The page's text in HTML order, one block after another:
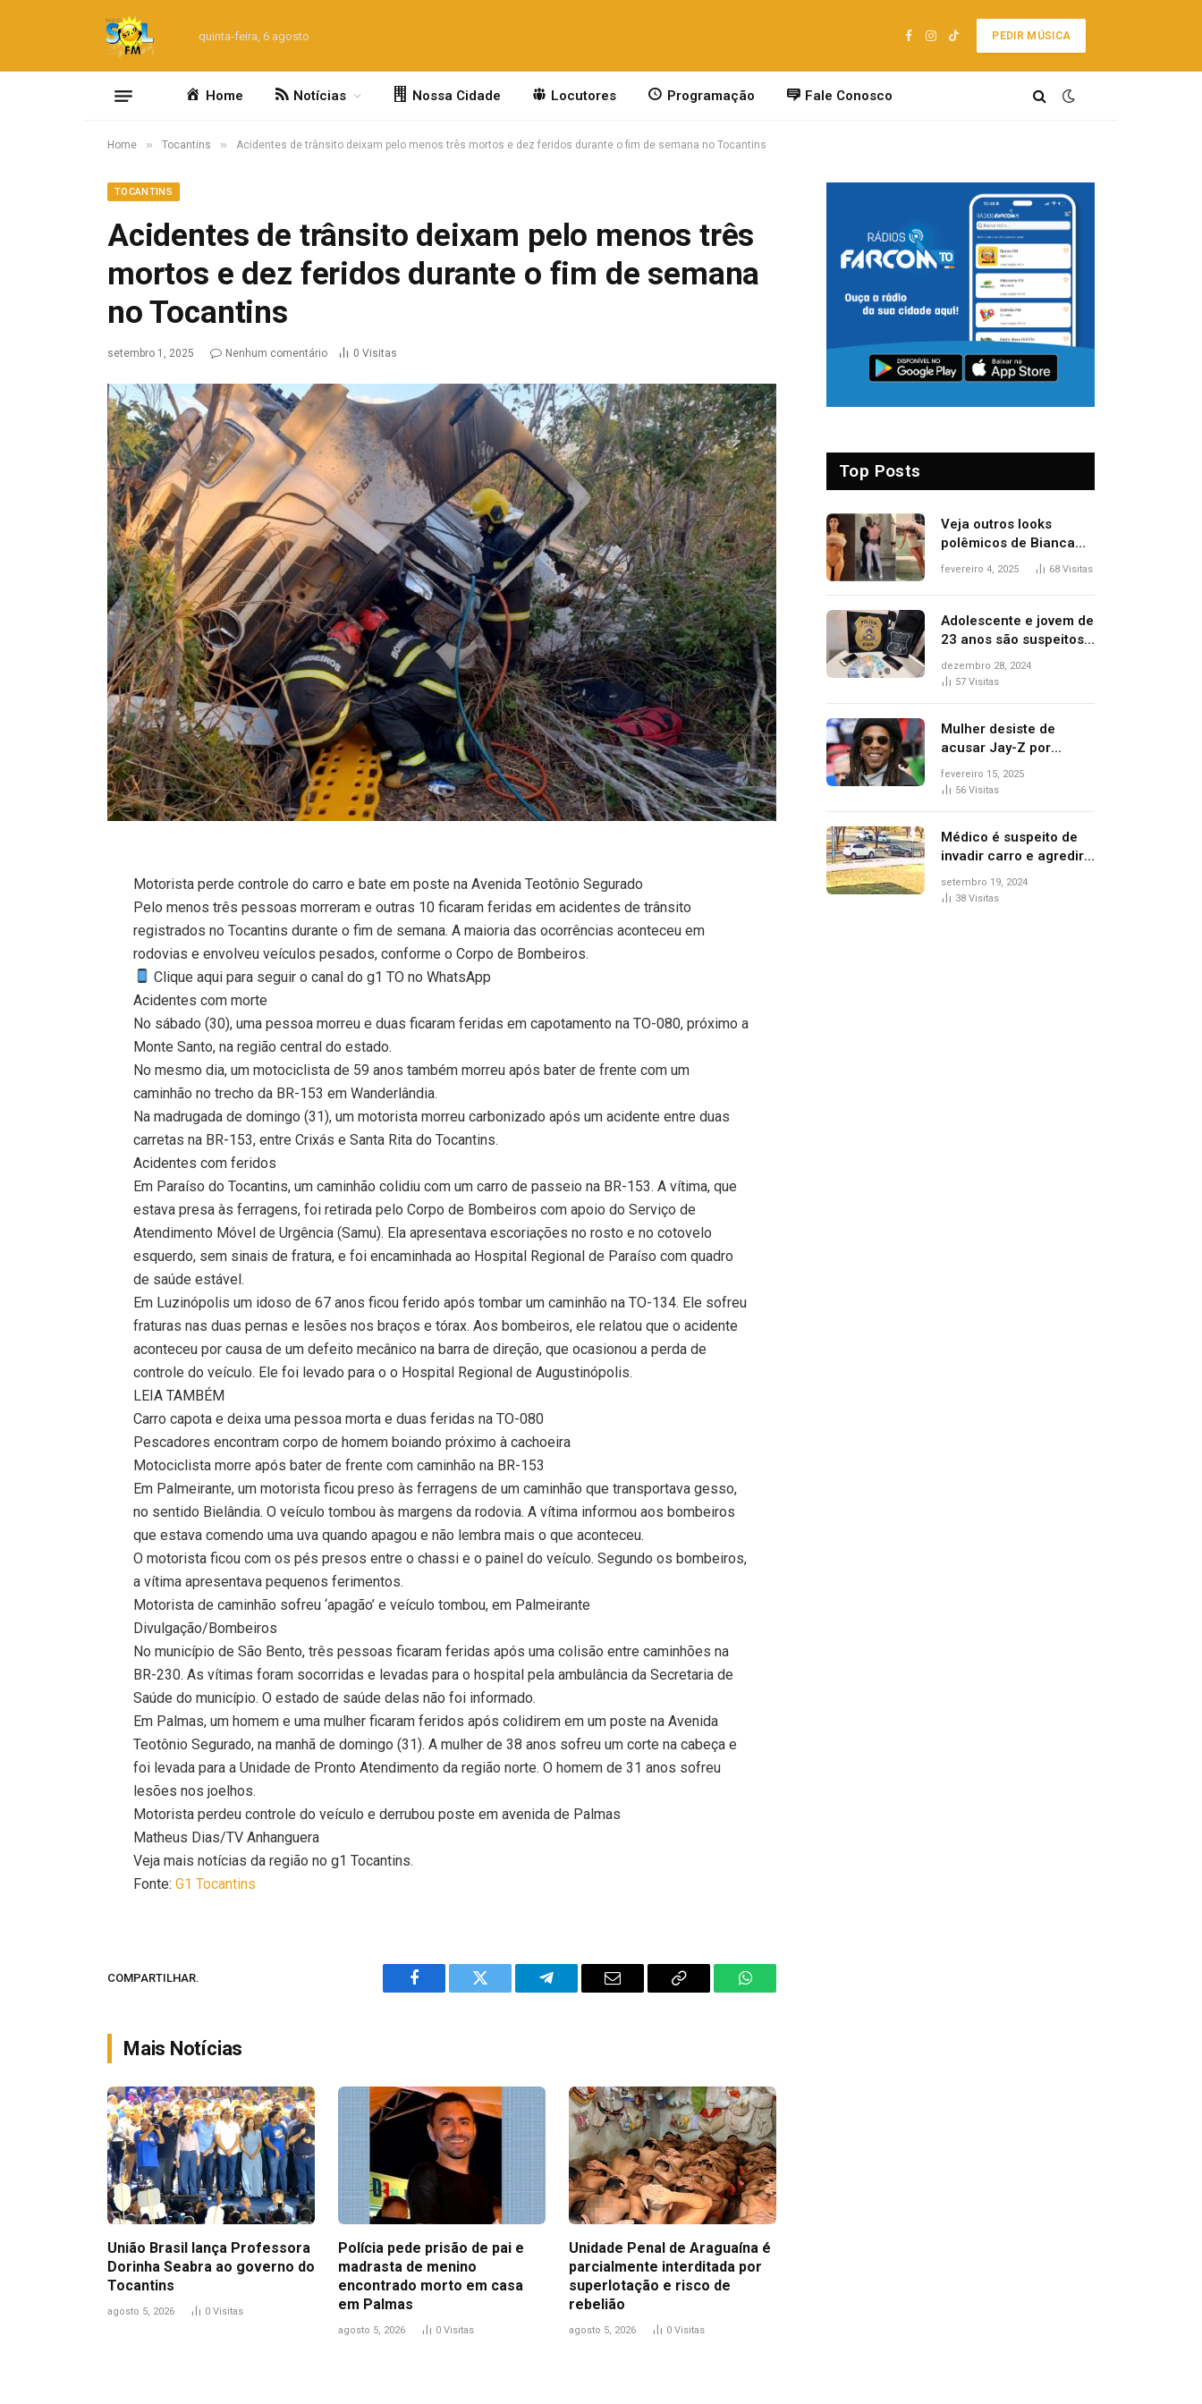
quinta-feira, 6 agosto
Facebook
Instagram
TikTok
PEDIR MÚSICA
Home Notícias Nossa Cidade Locutores Programação Fale Conosco
Home » Tocantins » Acidentes de trânsito deixam pelo menos três mortos e dez feridos durante o fim de semana no Tocantins
TOCANTINS
Acidentes de trânsito deixam pelo menos três
mortos e dez feridos durante o fim de semana
no Tocantins
setembro 1, 2025 Nenhum comentário 0 Visitas
Motorista perde controle do carro e bate em poste na Avenida Teotônio Segurado
Pelo menos três pessoas morreram e outras 10 ficaram feridas em acidentes de trânsito
registrados no Tocantins durante o fim de semana. A maioria das ocorrências aconteceu em
rodovias e envolveu veículos pesados, conforme o Corpo de Bombeiros.
Clique aqui para seguir o canal do g1 TO no WhatsApp
Acidentes com morte
No sábado (30), uma pessoa morreu e duas ficaram feridas em capotamento na TO-080, próximo a
Monte Santo, na região central do estado.
No mesmo dia, um motociclista de 59 anos também morreu após bater de frente com um
caminhão no trecho da BR-153 em Wanderlândia.
Na madrugada de domingo (31), um motorista morreu carbonizado após um acidente entre duas
carretas na BR-153, entre Crixás e Santa Rita do Tocantins.
Acidentes com feridos
Em Paraíso do Tocantins, um caminhão colidiu com um carro de passeio na BR-153. A vítima, que
estava presa às ferragens, foi retirada pelo Corpo de Bombeiros com apoio do Serviço de
Atendimento Móvel de Urgência (Samu). Ela apresentava escoriações no rosto e no cotovelo
esquerdo, sem sinais de fratura, e foi encaminhada ao Hospital Regional de Paraíso com quadro
de saúde estável.
Em Luzinópolis um idoso de 67 anos ficou ferido após tombar um caminhão na TO-134. Ele sofreu
fraturas nas duas pernas e lesões nos braços e tórax. Aos bombeiros, ele relatou que o acidente
aconteceu por causa de um defeito mecânico na barra de direção, que ocasionou a perda de
controle do veículo. Ele foi levado para o o Hospital Regional de Augustinópolis.
LEIA TAMBÉM
Carro capota e deixa uma pessoa morta e duas feridas na TO-080
Pescadores encontram corpo de homem boiando próximo à cachoeira
Motociclista morre após bater de frente com caminhão na BR-153
Em Palmeirante, um motorista ficou preso às ferragens de um caminhão que transportava gesso,
no sentido Bielândia. O veículo tombou às margens da rodovia. A vítima informou aos bombeiros
que estava comendo uma uva quando apagou e não lembra mais o que aconteceu.
O motorista ficou com os pés presos entre o chassi e o painel do veículo. Segundo os bombeiros,
a vítima apresentava pequenos ferimentos.
Motorista de caminhão sofreu ‘apagão’ e veículo tombou, em Palmeirante
Divulgação/Bombeiros
No município de São Bento, três pessoas ficaram feridas após uma colisão entre caminhões na
BR-230. As vítimas foram socorridas e levadas para o hospital pela ambulância da Secretaria de
Saúde do município. O estado de saúde delas não foi informado.
Em Palmas, um homem e uma mulher ficaram feridos após colidirem em um poste na Avenida
Teotônio Segurado, na manhã de domingo (31). A mulher de 38 anos sofreu um corte na cabeça e
foi levada para a Unidade de Pronto Atendimento da região norte. O homem de 31 anos sofreu
lesões nos joelhos.
Motorista perdeu controle do veículo e derrubou poste em avenida de Palmas
Matheus Dias/TV Anhanguera
Veja mais notícias da região no g1 Tocantins.
Fonte:G1 Tocantins
COMPARTILHAR.
Facebook Twitter Telegram Email
Copy
WhatsApp
Mais Notícias
União Brasil lança Professora
Dorinha Seabra ao governo do
Tocantins
agosto 5, 2026 0 Visitas
Polícia pede prisão de pai e
madrasta de menino
encontrado morto em casa
em Palmas
agosto 5, 2026 0 Visitas
Unidade Penal de Araguaína é
parcialmente interditada por
superlotação e risco de
rebelião
agosto 5, 2026 0 Visitas
Top Posts
Veja outros looks
polêmicos de Bianca
Censori, esposa de
Grammy 2025
fevereiro 4, 2025 68 Visitas
Adolescente e jovem de
23 anos são suspeitos
de vender drogas
próximo de delegacia e
dezembro 28, 2024
57 Visitas
Mulher desiste de
acusar Jay-Z por
estupro, diz revista
fevereiro 15, 2025
56 Visitas
Médico é suspeito de
invadir carro e agredir
delegado aposentado
durante confusão no
setembro 19, 2024
38 Visitas